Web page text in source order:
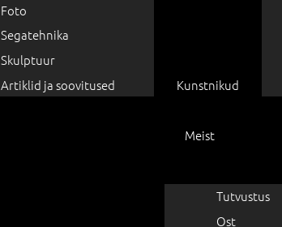
Foto
Segatehnika
Skulptuur
Artiklid ja soovitused
Kunstnikud
Meist
Tutvustus
Ost